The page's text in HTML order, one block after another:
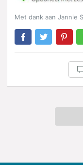
Met dank aan Jannie